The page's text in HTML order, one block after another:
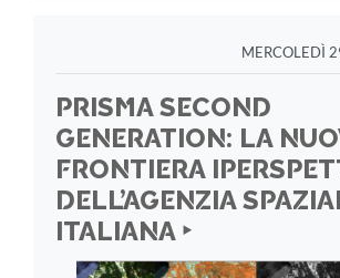
MERCOLEDÌ
PRISMA SECOND
GENERATION: LA
FRONTIERA
DELL’AGENZIA
ITALIANA ‣